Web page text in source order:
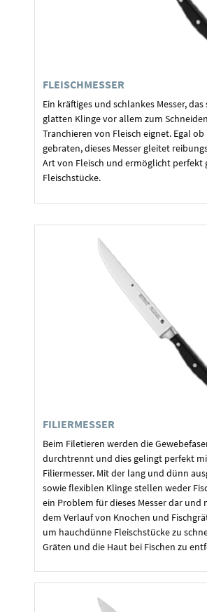
FLEISCHMESSER
Ein kräftiges und schlankes Messer,
glatten Klinge vor allem zum
Tranchieren von Fleisch eignet. Egal
gebraten, dieses Messer gleitet
Art von Fleisch und ermöglicht perfekt
Fleischstücke.
FILIERMESSER
Beim Filetieren werden die
durchtrennt und dies gelingt perfekt
Filiermesser. Mit der lang und dünn
sowie flexiblen Klinge stellen weder
ein Problem für dieses Messer dar und
dem Verlauf von Knochen und
um hauchdünne Fleischstücke zu
Gräten und die Haut bei Fischen zu